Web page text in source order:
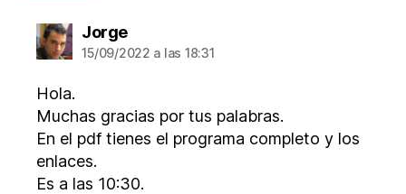
Jorgedice:
15/09/2022 a las 18:31
Hola.
Muchas gracias por tus palabras.
En el pdf tienes el programa completo y los
enlaces.
Es a las 10:30.